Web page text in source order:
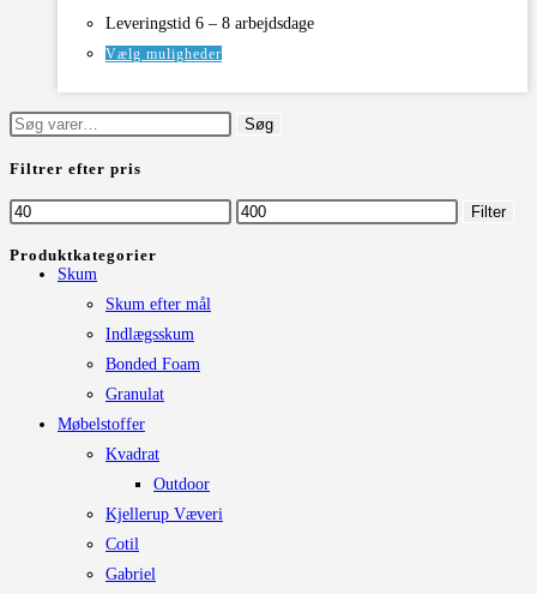
395 kr.
Leveringstid 6 – 8 arbejdsdage
Vælg muligheder
har
flere
Mulighederne
Søg
Søg
Filtrer efter pris
Mindste
Højeste
Filter
Produktkategorier
Skum
Skum efter mål
Indlægsskum
Bonded Foam
Granulat
Møbelstoffer
Kvadrat
Outdoor
Kjellerup Væveri
Cotil
Gabriel